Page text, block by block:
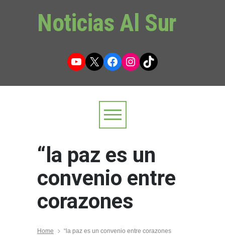
Noticias Al Sur
YouTube
X Facebook
Instagram
TikTok
“la paz es un
convenio entre
corazones
Home “la paz es un convenio entre corazones